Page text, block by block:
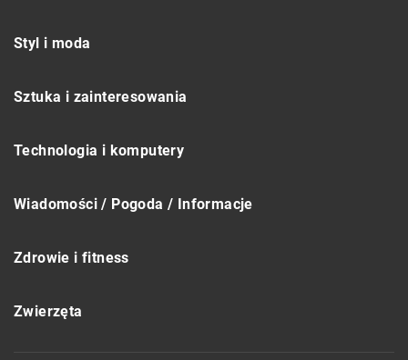
Styl i moda
Sztuka i zainteresowania
Technologia i komputery
Wiadomości / Pogoda / Informacje
Zdrowie i fitness
Zwierzęta